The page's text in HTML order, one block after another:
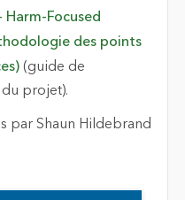
Harm-Focused
des points
(guide de
projet).
par Shaun Hildebrand